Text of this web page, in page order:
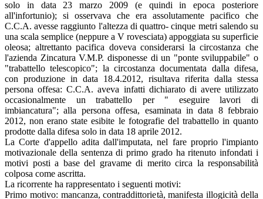
solo in data 23 marzo 2009 (e quindi in epoca posteriore
all'infortunio); si osservava che era assolutamente pacifico che
C.C.A. avesse raggiunto l'altezza di quattro- cinque metri salendo su
una scala semplice (neppure a V rovesciata) appoggiata su superficie
oleosa; altrettanto pacifica doveva considerarsi la circostanza che
l'azienda Zincatura V.M.P. disponesse di un "ponte sviluppabile" o
"trabattello telescopico"; la circostanza documentata dalla difesa,
con produzione in data 18.4.2012, risultava riferita dalla stessa
persona offesa: C.C.A. aveva infatti dichiarato di avere utilizzato
occasionalmente un trabattello per " eseguire lavori di
imbiancatura"; alla persona offesa, esaminata in data 8 febbraio
2012, non erano state esibite le fotografie del trabattello in quanto
prodotte dalla difesa solo in data 18 aprile 2012.
La Corte d'appello adita dall'imputata, nel fare proprio l'impianto
motivazionale della sentenza di primo grado ha ritenuto infondati i
motivi posti a base del gravame di merito circa la responsabilità
colposa come ascritta.
La ricorrente ha rappresentato i seguenti motivi:
Primo motivo: mancanza, contraddittorietà, manifesta illogicità della